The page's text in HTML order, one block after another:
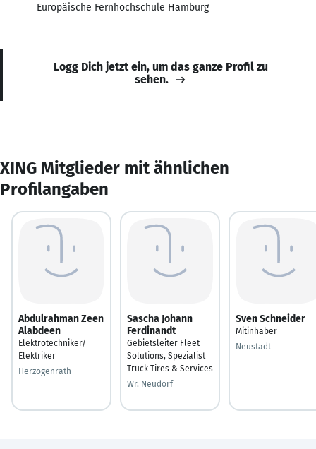
Europäische Fernhochschule Hamburg
Logg Dich jetzt ein, um das ganze Profil zu
sehen.
XING Mitglieder mit ähnlichen
Profilangaben
Abdulrahman Zeen
Alabdeen
Elektrotechniker/
Elektriker
Herzogenrath
Sascha Johann
Ferdinandt
Gebietsleiter Fleet
Solutions, Spezialist
Truck Tires & Services
Wr. Neudorf
Sven Schneider
Mitinhaber
Neustadt